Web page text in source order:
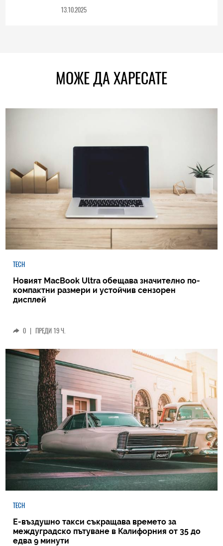
13.10.2025
МОЖЕ ДА ХАРЕСАТЕ
TECH
Новият MacBook Ultra обещава значително по-
компактни размери и устойчив сензорен
дисплей
0 | ПРЕДИ 19 Ч.
TECH
Е-въздушно такси съкращава времето за
междуградско пътуване в Калифорния от 35 до
едва 9 минути